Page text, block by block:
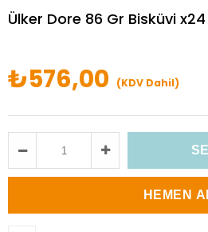
Ülker Dore 86 Gr Bisküvi
₺576,00 (KDV Dahil)